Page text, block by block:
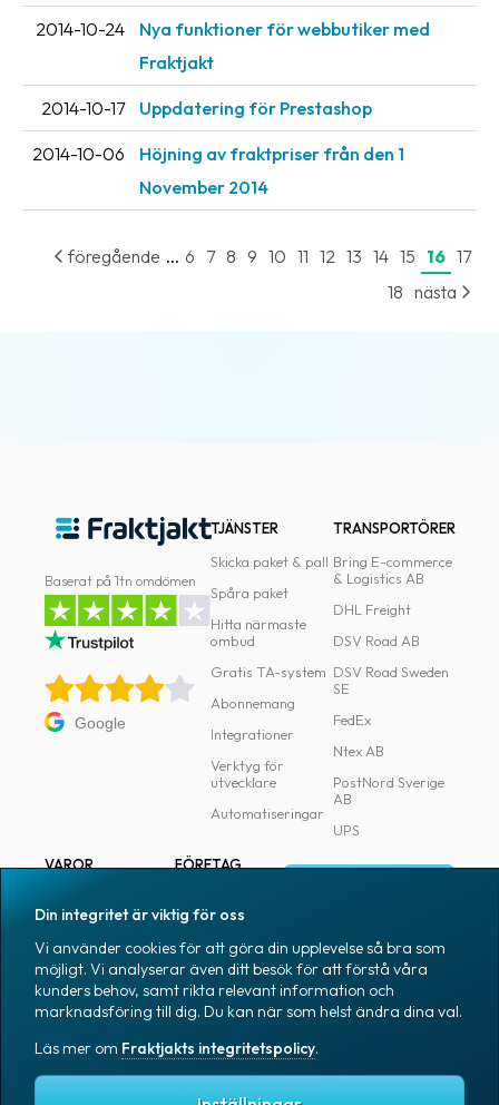
karriär
Nyhetsarkiv
Kontakta
oss
villkor
2014-10-24
Nya funktioner för webbutiker med
Fraktjakt
2014-10-17 Uppdatering för Prestashop
2014-10-06
Höjning av fraktpriser från den 1
November 2014
föregående ... 6 7 8 9 10 11 12 13 14 15 16 17
18 nästa
Baserat på 1tn omdömen
Google
TJÄNSTER
Skicka paket & pall
Spåra paket
Hitta närmaste
ombud
Gratis TA-system
Abonnemang
Integrationer
Verktyg för
utvecklare
Automatiseringar
TRANSPORTÖRER
Bring E-commerce
& Logistics AB
DHL Freight
DSV Road AB
DSV Road Sweden
SE
FedEx
Ntex AB
PostNord Sverige
AB
UPS
VAROR
Märkning
Emballage
Emballagetillbehör
Kontorsvaror
FÖRETAG
Pressrum
Medarbetare
Jobb & karriär
Nyhetsarkiv
Blogg
Skapa konto
Din integritet är viktig för oss
Vi använder cookies för att göra din upplevelse så bra som
möjligt. Vi analyserar även ditt besök för att förstå våra
kunders behov, samt rikta relevant information och
marknadsföring till dig. Du kan när som helst ändra dina val.
Läs mer om Fraktjakts integritetspolicy.